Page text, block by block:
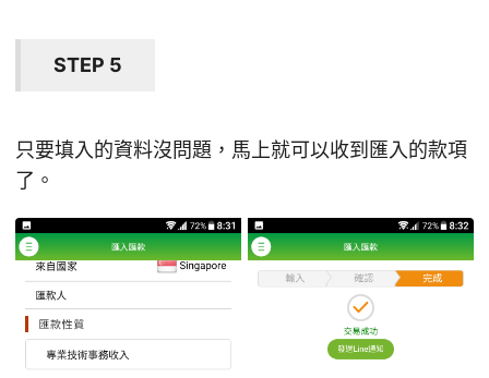
STEP 5
只要填入的資料沒問題，馬上就可以收到匯入的款項
了。